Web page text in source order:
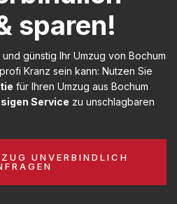
sparen!
günstig Ihr Umzug von Bochum
Kranz sein kann: Nutzen Sie
für Ihren Umzug aus Bochum
Service zu unschlagbaren
UNVERBINDLICH